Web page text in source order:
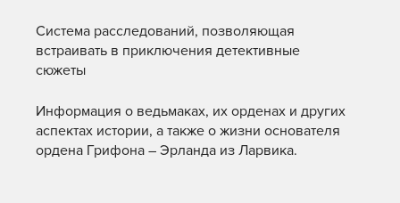
Система расследований, позволяющая
встраивать в приключения детективные
сюжеты
Информация о ведьмаках, их орденах и других
аспектах истории, а также о жизни основателя
ордена Грифона – Эрланда из Ларвика.